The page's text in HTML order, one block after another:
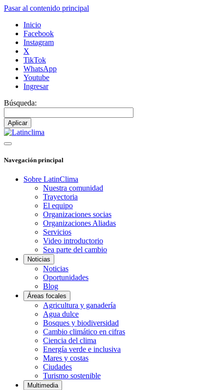
Pasar al contenido principal
Inicio
Facebook
Instagram
X
TikTok
WhatsApp
Youtube
Ingresar
Búsqueda:
Navegación principal
Sobre LatinClima
Nuestra comunidad
Trayectoria
El equipo
Organizaciones socias
Organizaciones Aliadas
Servicios
Video introductorio
Sea parte del cambio
Noticias
Noticias
Oportunidades
Blog
Áreas focales
Agricultura y ganadería
Agua dulce
Bosques y biodiversidad
Cambio climático en cifras
Ciencia del clima
Energía verde e inclusiva
Mares y costas
Ciudades
Turismo sostenible
Multimedia